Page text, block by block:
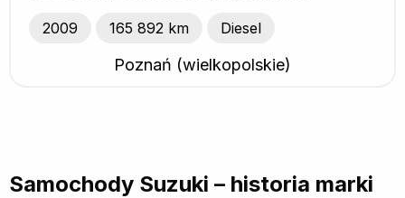
2009 165 892 km Diesel
Poznań (wielkopolskie)
Samochody Suzuki – historia marki